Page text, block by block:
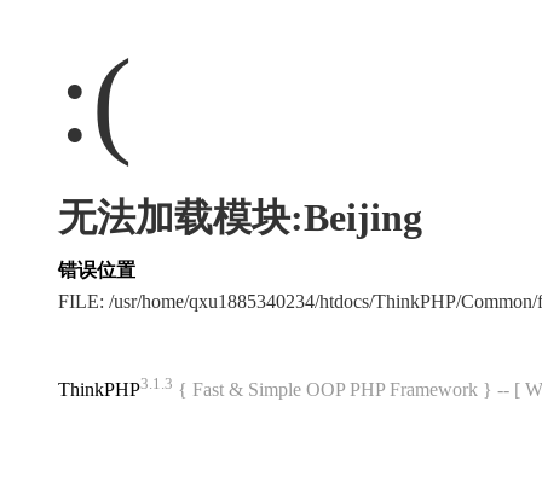
:(
无法加载模块:Beijing
错误位置
FILE: /usr/home/qxu1885340234/htdocs/ThinkPHP/
ThinkPHP3.1.3 { Fast & Simple OOP PHP Framework } -- [